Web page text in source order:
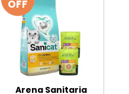
OFF
Arena Sanitaria